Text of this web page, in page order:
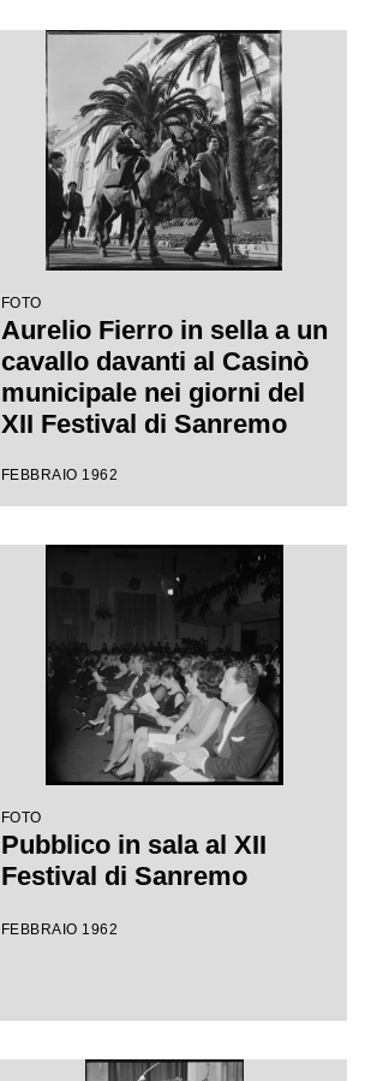
FOTO
Aurelio Fierro in sella a un
cavallo davanti al Casinò
municipale nei giorni del
XII Festival di Sanremo
"Lui andava a cavallo"
FEBBRAIO 1962
FOTO
Pubblico in sala al XII
Festival di Sanremo
FEBBRAIO 1962